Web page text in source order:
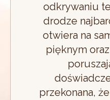
odkrywaniu
drodze
otwiera na
pięknym
przekonana,